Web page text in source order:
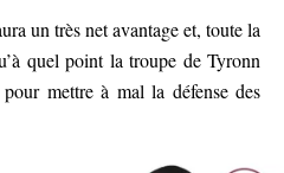
un très net avantage et, toute la
quel point la troupe de Tyronn
mettre à mal la défense des